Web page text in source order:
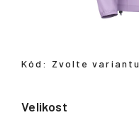
Velikost
Kód: Zvolte variantu